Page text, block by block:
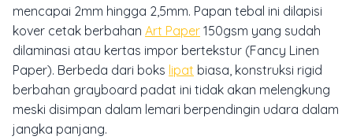
mencapai 2mm hingga 2,5mm. Papan tebal ini dilapisi
kover cetak berbahan Art Paper 150gsm yang sudah
dilaminasi atau kertas impor bertekstur (Fancy Linen
Paper). Berbeda dari boks lipat biasa, konstruksi rigid
berbahan grayboard padat ini tidak akan melengkung
meski disimpan dalam lemari berpendingin udara dalam
jangka panjang.